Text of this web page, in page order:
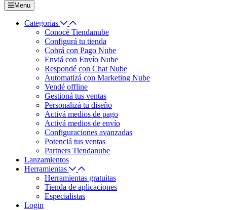
Menu
Categorías
Conocé Tiendanube
Configurá tu tienda
Cobrá con Pago Nube
Enviá con Envío Nube
Respondé con Chat Nube
Automatizá con Marketing Nube
Vendé offline
Gestioná tus ventas
Personalizá tu diseño
Activá medios de pago
Activá medios de envío
Configuraciones avanzadas
Potenciá tus ventas
Partners Tiendanube
Lanzamientos
Herramientas
Herramientas gratuitas
Tienda de aplicaciones
Especialistas
Login